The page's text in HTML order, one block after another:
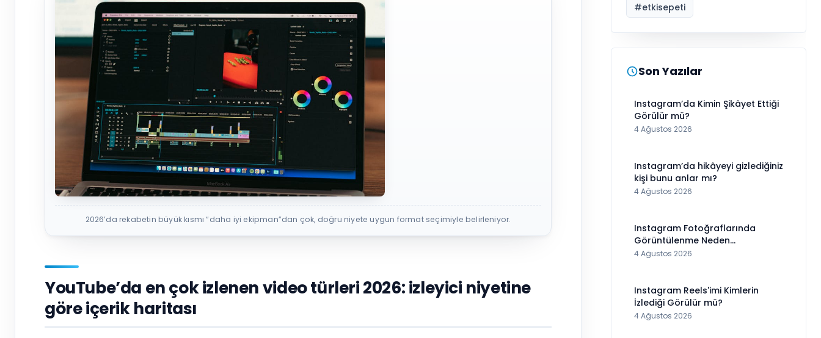
2026’da rekabetin büyük kısmı “daha iyi ekipman”dan çok, doğru niyete uygun format seçimiyle belirleniyor.
YouTube’da en çok izlenen video türleri 2026: izleyici niyetine
göre içerik haritası
#etkisepeti
Son Yazılar
Instagram’da Kimin Şikâyet Ettiği
Görülür mü?
4 Ağustos 2026
Instagram’da hikâyeyi gizlediğiniz
kişi bunu anlar mı?
4 Ağustos 2026
Instagram Fotoğraflarında
Görüntülenme Neden
Görünmüyor?
4 Ağustos 2026
Instagram Reels'imi Kimlerin
İzlediği Görülür mü?
4 Ağustos 2026